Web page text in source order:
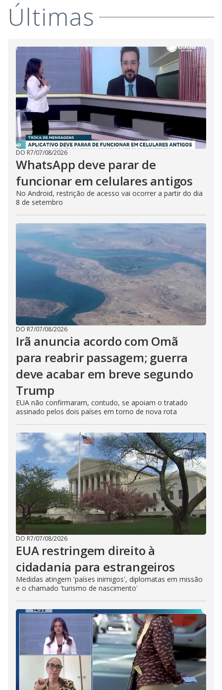
Últimas
DO R7/07/08/2026
WhatsApp deve parar de
funcionar em celulares antigos
No Android, restrição de acesso vai ocorrer a partir do dia
8 de setembro
DO R7/07/08/2026
Irã anuncia acordo com Omã
para reabrir passagem; guerra
deve acabar em breve segundo
Trump
EUA não confirmaram, contudo, se apoiam o tratado
assinado pelos dois países em torno de nova rota
DO R7/07/08/2026
EUA restringem direito à
cidadania para estrangeiros
Medidas atingem 'países inimigos', diplomatas em missão
e o chamado 'turismo de nascimento'